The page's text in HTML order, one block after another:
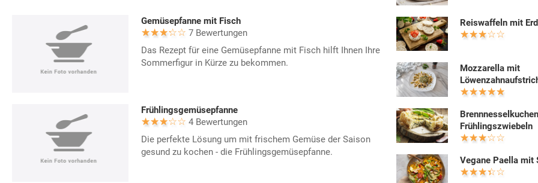
Gemüsepfanne mit Fisch
7 Bewertungen
Das Rezept für eine Gemüsepfanne mit Fisch hilft Ihnen Ihre
Sommerfigur in Kürze zu bekommen.
Frühlingsgemüsepfanne
4 Bewertungen
Die perfekte Lösung um mit frischem Gemüse der Saison
gesund zu kochen - die Frühlingsgemüsepfanne.
Reiswaffeln mit
Mozzarella mit
Frühlingszwiebeln
Vegane Paella mit